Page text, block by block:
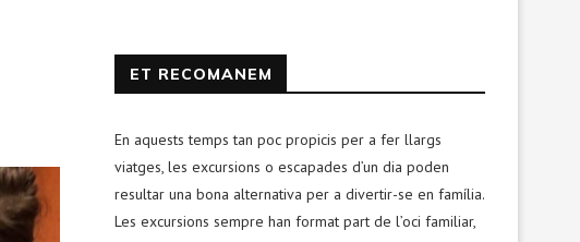
ET RECOMANEM
En aquests temps tan poc propicis per a fer llargs
viatges, les excursions o escapades d’un dia poden
resultar una bona alternativa per a divertir-se en família.
Les excursions sempre han format part de l’oci familiar,